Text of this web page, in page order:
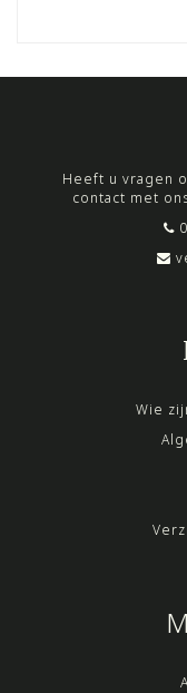
Heeft u vragen
contact met
Wie